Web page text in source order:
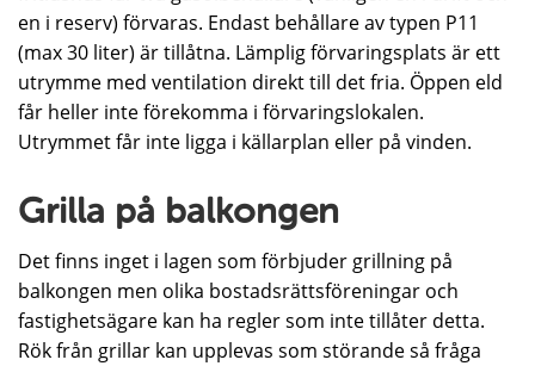
en i reserv) förvaras. Endast behållare av typen P11
(max 30 liter) är tillåtna. Lämplig förvaringsplats är ett
utrymme med ventilation direkt till det fria. Öppen eld
får heller inte förekomma i förvaringslokalen.
Utrymmet får inte ligga i källarplan eller på vinden.
Grilla på balkongen
Det finns inget i lagen som förbjuder grillning på
balkongen men olika bostadsrättsföreningar och
fastighetsägare kan ha regler som inte tillåter detta.
Rök från grillar kan upplevas som störande så fråga